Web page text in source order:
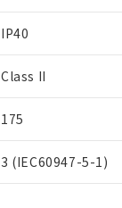
IP40
Class II
175
3 (IEC60947-5-1)